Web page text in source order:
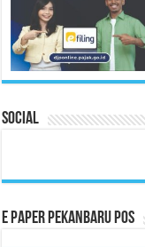
Social
E Paper Pekanbaru Pos